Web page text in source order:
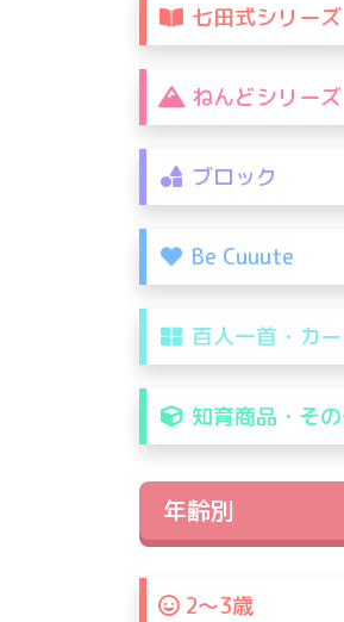
七田式シリーズ
ねんどシリーズ
ブロック
Be Cuuute
百人一首・カ
知育商品・そ
年齢別
2〜3歳